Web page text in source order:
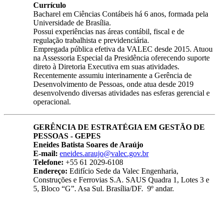
Currículo
Bacharel em Ciências Contábeis há 6 anos, formada pela
Universidade de Brasília.
Possui experiências nas áreas contábil, fiscal e de
regulação trabalhista e previdenciária.
Empregada pública efetiva da VALEC desde 2015. Atuou
na Assessoria Especial da Presidência oferecendo suporte
direto à Diretoria Executiva em suas atividades.
Recentemente assumiu interinamente a Gerência de
Desenvolvimento de Pessoas, onde atua desde 2019
desenvolvendo diversas atividades nas esferas gerencial e
operacional.
GERÊNCIA DE ESTRATÉGIA EM GESTÃO DE
PESSOAS - GEPES
Eneides Batista Soares de Araújo
E-mail: eneides.araujo@valec.gov.br
Telefone: +55 61 2029-6108
Endereço: Edifício Sede da Valec Engenharia,
Construções e Ferrovias S.A. SAUS Quadra 1, Lotes 3 e
5, Bloco “G”. Asa Sul. Brasília/DF. 9º andar.